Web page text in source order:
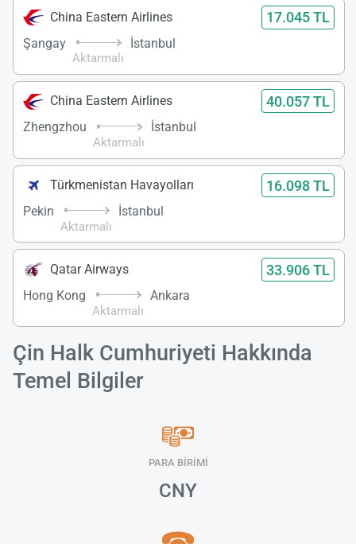
China Eastern Airlines 17.045 TL
Şangay
Aktarmalı
İstanbul
China Eastern Airlines 40.057 TL
Zhengzhou
Aktarmalı
İstanbul
Türkmenistan Havayolları 16.098 TL
Pekin
Aktarmalı
İstanbul
Qatar Airways 33.906 TL
Hong Kong
Aktarmalı
Ankara
Çin Halk Cumhuriyeti Hakkında
Temel Bilgiler
PARA BİRİMİ
CNY